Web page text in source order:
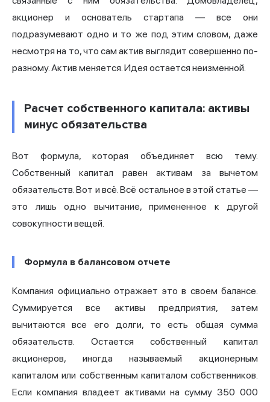
акционер и основатель стартапа — все они
подразумевают одно и то же под этим словом, даже
несмотря на то, что сам актив выглядит совершенно по-
разному. Актив меняется. Идея остается неизменной.
Расчет собственного капитала: активы
минус обязательства
Вот формула, которая объединяет всю тему.
Собственный капитал равен активам за вычетом
обязательств. Вот и всё. Всё остальное в этой статье —
это лишь одно вычитание, примененное к другой
совокупности вещей.
Формула в балансовом отчете
Компания официально отражает это в своем балансе.
Суммируется все активы предприятия, затем
вычитаются все его долги, то есть общая сумма
обязательств. Остается собственный капитал
акционеров, иногда называемый акционерным
капиталом или собственным капиталом собственников.
Если компания владеет активами на сумму 350 000